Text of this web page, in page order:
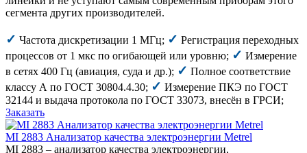
сегмента других производителей.
✓ Частота дискретизации 1 МГц; ✓ Регистрация переходных
процессов от 1 мкс по огибающей или уровню; ✓ Измерение
в сетях 400 Гц (авиация, суда и др.); ✓ Полное соответствие
классу А по ГОСТ 30804.4.30; ✓ Измерение ПКЭ по ГОСТ
32144 и выдача протокола по ГОСТ 33073, внесён в ГРСИ;
Заказать
MI 2883 Анализатор качества электроэнергии Metrel
MI 2883 – анализатор качества электроэнергии,